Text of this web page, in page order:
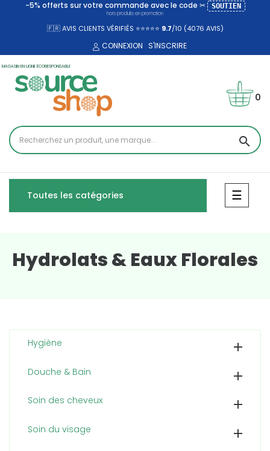
-5% offerts sur votre commande avec le code ✂ SOUTIEN
hors produits en promotion
🇫🇷 AVIS CLIENTS VÉRIFIÉS ⭐⭐⭐⭐⭐ 9.7/10 (4076 AVIS)
CONNEXION S'INSCRIRE
MAGASIN EN LIGNE ÉCORESPONSABLE
search
0
Toutes les catégories ☰
Hydrolats & Eaux Florales
Hygiène 
Douche & Bain 
Soin des cheveux 
Soin du visage 